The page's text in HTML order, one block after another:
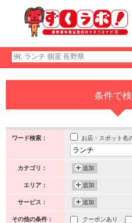
条件で
ワード検索： お店・スポット名
カテゴリ： 追加
エリア： 追加
サービス： 追加
その他の条件： クーポンあり